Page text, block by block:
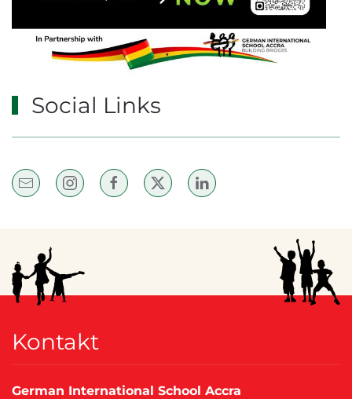
Social Links
Kontakt
German International School Accra